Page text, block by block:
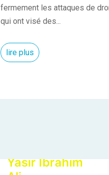
fermement les attaques de
qui ont visé des...
lire plus